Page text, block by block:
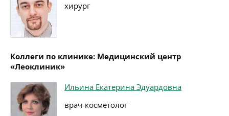
хирург
Коллеги по клинике: Медицинский центр
«Леоклиник»
Ильина Екатерина Эдуардовна
врач-косметолог